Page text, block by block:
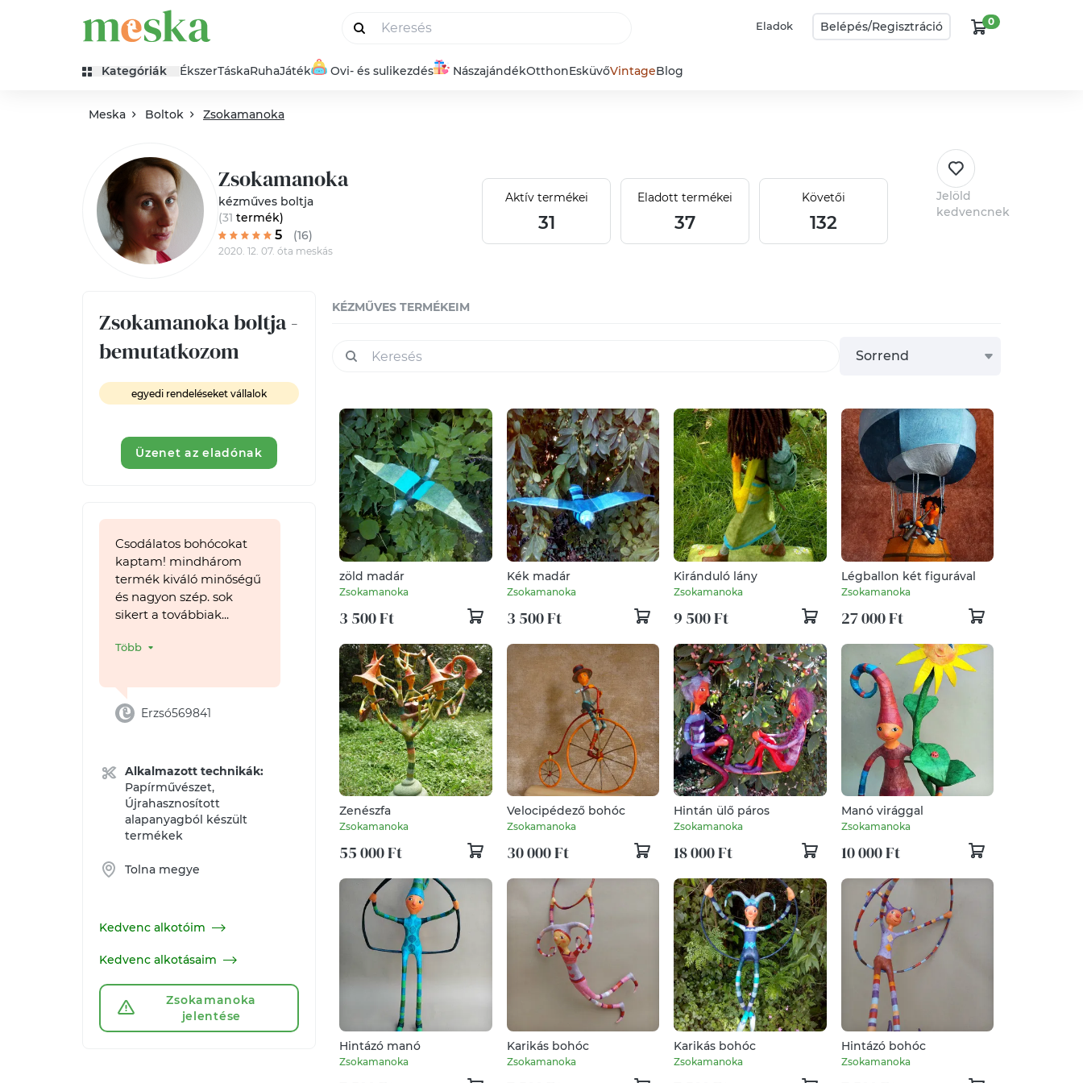
Eladok Belépés/Regisztráció 0
Kategóriák ÉkszerTáskaRuhaJáték Ovi- és sulikezdés NászajándékOtthonEsküvőVintageBlog
Meska Boltok Zsokamanoka
Zsokamanoka
kézműves boltja
(31 termék)
5 (16)
2020. 12. 07. óta meskás
Aktív termékei
31
Eladott termékei
37
Követői
132
Jelöld
kedvencnek
Zsokamanoka boltja -
bemutatkozom
egyedi rendeléseket vállalok
Üzenet az eladónak
Csodálatos bohócokat
kaptam! mindhárom
termék kiváló minőségű
és nagyon szép. sok
sikert a továbbiak...
Több
Erzsó569841
Alkalmazott technikák:
Papírművészet,
Újrahasznosított
alapanyagból készült
termékek
Tolna megye
Kedvenc alkotóim
Kedvenc alkotásaim
Zsokamanoka
jelentése
KÉZMŰVES TERMÉKEIM
Sorrend
zöld madár
Zsokamanoka
3 500 Ft
Kék madár
Zsokamanoka
3 500 Ft
Kiránduló lány
Zsokamanoka
9 500 Ft
Légballon két figurával
Zsokamanoka
27 000 Ft
Zenészfa
Zsokamanoka
55 000 Ft
Velocipédező bohóc
Zsokamanoka
30 000 Ft
Hintán ülő páros
Zsokamanoka
18 000 Ft
Manó virággal
Zsokamanoka
10 000 Ft
Hintázó manó
Zsokamanoka
Karikás bohóc
Zsokamanoka
Karikás bohóc
Zsokamanoka
Hintázó bohóc
Zsokamanoka